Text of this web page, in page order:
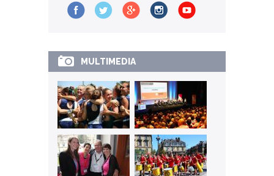
MULTIMEDIA